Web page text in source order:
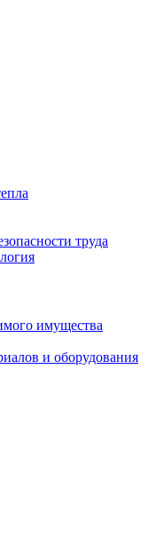
труда
имущества
и оборудования